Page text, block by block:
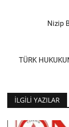
Nizip
TÜRK
İLGILI YAZILAR